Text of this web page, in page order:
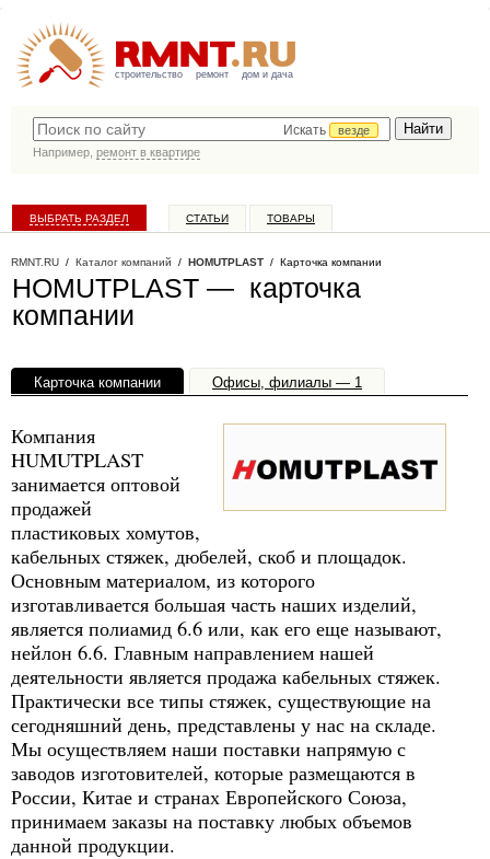
строительство ремонт дом и дача
Искать
везде
Например, ремонт в квартире
ВЫБРАТЬ РАЗДЕЛ СТАТЬИ ТОВАРЫ
RMNT.RU / Каталог компаний / HOMUTPLAST / Карточка компании
HOMUTPLAST — карточка
компании
Карточка компании Офисы, филиалы — 1
Компания
HUMUTPLAST
занимается оптовой
продажей
пластиковых хомутов,
кабельных стяжек, дюбелей, скоб и площадок.
Основным материалом, из которого
изготавливается большая часть наших изделий,
является полиамид 6.6 или, как его еще называют,
нейлон 6.6. Главным направлением нашей
деятельности является продажа кабельных стяжек.
Практически все типы стяжек, существующие на
сегодняшний день, представлены у нас на складе.
Мы осуществляем наши поставки напрямую с
заводов изготовителей, которые размещаются в
России, Китае и странах Европейского Союза,
принимаем заказы на поставку любых объемов
данной продукции.